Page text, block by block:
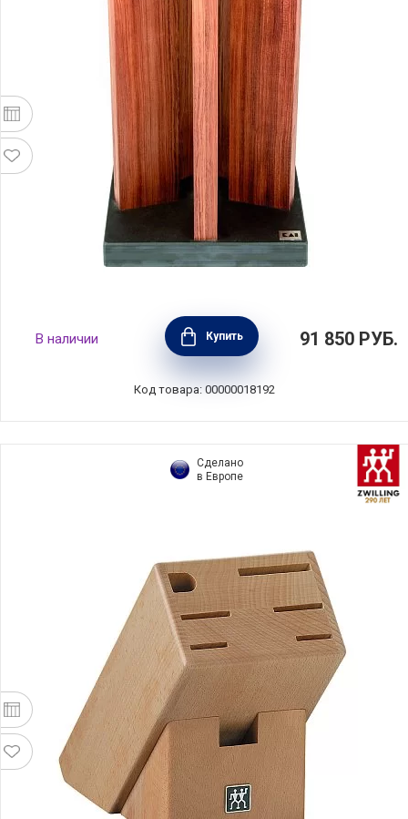
Блок для ножей Stonehenge 21x21x30 см,
материал гранит + красное дерево, Kai,
Япония, STH-1
В наличии Купить 91 850 РУБ.
Код товара: 00000018192
Сделано
в Европе